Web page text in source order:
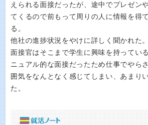
えられる面接だったが、途中でプレゼン
てくるので前もって周りの人に情報を得
る。
他社の進捗状況をやけに詳しく聞かれた。
面接官はそこまで学生に興味を持ってい
ニュアル的な面接だったため仕事でやら
囲気をなんとなく感じてしまい、あまり
た。